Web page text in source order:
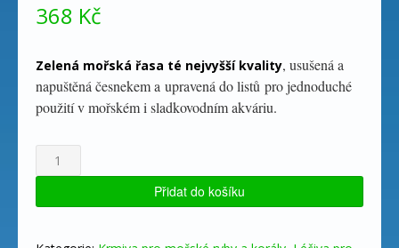
368 Kč
Zelená mořská řasa té nejvyšší kvality, usušená a
napuštěná česnekem a upravená do listů pro jednoduché
použití v mořském i sladkovodním akváriu.
GREEN
SEAWEED
-
Přidat do košíku